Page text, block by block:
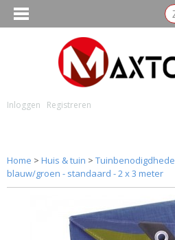
Inloggen Registreren
Home > Huis & tuin >
blauw/groen - standaard - 2 x 3 meter